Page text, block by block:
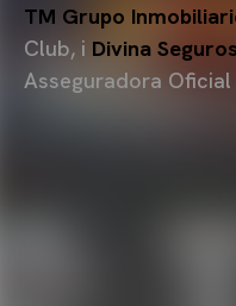
TM Grupo
Club, i Divina
Asseguradora